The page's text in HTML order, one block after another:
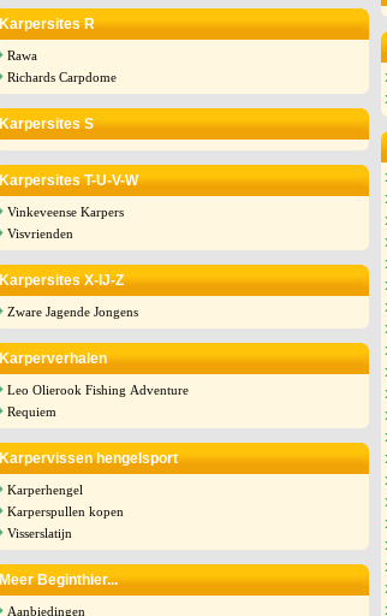
Karpersites R
Rawa
Richards Carpdome
Karpersites S
Karpersites T-U-V-W
Vinkeveense Karpers
Visvrienden
Karpersites X-IJ-Z
Zware Jagende Jongens
Karperverhalen
Leo Olierook Fishing Adventure
Requiem
Karpervissen hengelsport
Karperhengel
Karperspullen kopen
Visserslatijn
Meer Beginthier...
Aanbiedingen